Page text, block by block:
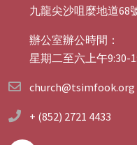
九龍尖沙咀麼地道68
辦公室辦公時間：
星期二至六上午9:30-
church@tsimfook.org
+ (852) 2721 4433